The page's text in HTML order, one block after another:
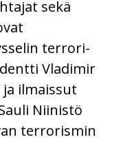
sekä
terrori-
Vladimir
ilmaissut
Niinistö
terrorismin